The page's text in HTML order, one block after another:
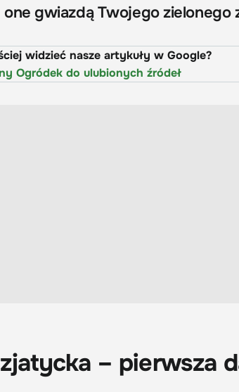
one gwiazdą Twojego zielonego
widzieć nasze artykuły w Google?
Ogródek do ulubionych źródeł
– pierwsza